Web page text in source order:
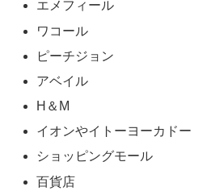
エメフィール
ワコール
ピーチジョン
アベイル
H＆M
イオンやイトーヨーカドー
ショッピングモール
百貨店